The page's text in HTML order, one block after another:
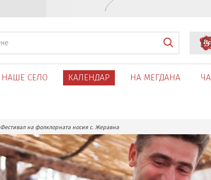
НАШЕ СЕЛО КАЛЕНДАР НА МЕГДАНА
Фестивал на фолклорната носия с. Жеравна